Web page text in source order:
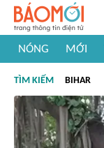
NÓNG MỚI
#Khám phá thế giới
TÌM KIẾM BIHAR